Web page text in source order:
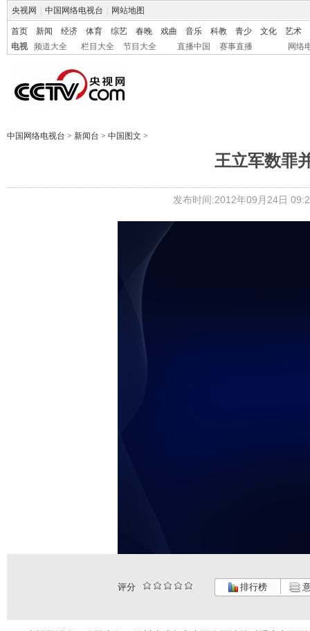
央视网 中国网络电视台 网站地图
首页 新闻 经济 体育 综艺 春晚 戏曲 音乐 科教 青少 文化
艺术
电视
频道大全 栏目大全 节目大全 直播中国 赛事直播 网络
中国网络电视台 > 新闻台 > 中国图文 >
王立军数罪
发布时间:2012年09月24日
评分 排行榜